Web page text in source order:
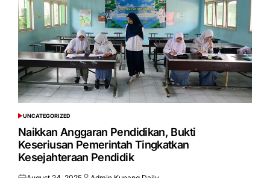
POSTED
IN
UNCATEGORIZED
Naikkan Anggaran Pendidikan, Bukti
Keseriusan Pemerintah Tingkatkan
Kesejahteraan Pendidik